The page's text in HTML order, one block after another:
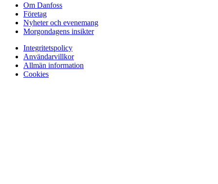
Om Danfoss
Företag
Nyheter och evenemang
Morgondagens insikter
Integritetspolicy
Användarvillkor
Allmän information
Cookies